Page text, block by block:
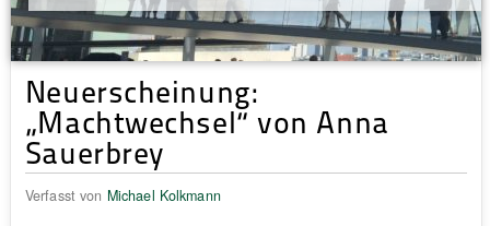
Neuerscheinung:
„Machtwechsel“ von Anna
Sauerbrey
Verfasst von Michael Kolkmann